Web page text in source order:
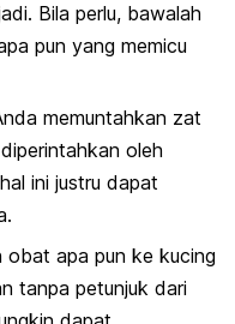
Bila perlu, bawalah
pun yang memicu
memuntahkan zat
oleh
ini justru dapat
obat apa pun ke kucing
tanpa petunjuk dari